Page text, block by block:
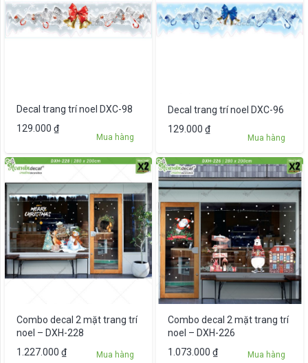
Decal trang trí noel DXC-98
129.000 ₫
Mua hàng
Decal trang trí noel DXC-96
129.000 ₫
Mua hàng
Combo decal 2 mặt trang trí
noel – DXH-228
1.227.000 ₫ Mua hàng
Combo decal 2 mặt trang trí
noel – DXH-226
1.073.000 ₫ Mua hàng